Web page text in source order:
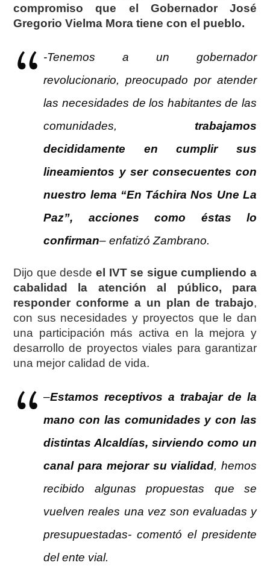
compromiso que el Gobernador José
Gregorio Vielma Mora tiene con el pueblo.
-Tenemos a un gobernador
revolucionario, preocupado por atender
las necesidades de los habitantes de las
comunidades, trabajamos
decididamente en cumplir sus
lineamientos y ser consecuentes con
nuestro lema “En Táchira Nos Une La
Paz”, acciones como éstas lo
confirman– enfatizó Zambrano.
Dijo que desde el IVT se sigue cumpliendo a
cabalidad la atención al público, para
responder conforme a un plan de trabajo,
con sus necesidades y proyectos que le dan
una participación más activa en la mejora y
desarrollo de proyectos viales para garantizar
una mejor calidad de vida.
–Estamos receptivos a trabajar de la
mano con las comunidades y con las
distintas Alcaldías, sirviendo como un
canal para mejorar su vialidad, hemos
recibido algunas propuestas que se
vuelven reales una vez son evaluadas y
presupuestadas- comentó el presidente
del ente vial.